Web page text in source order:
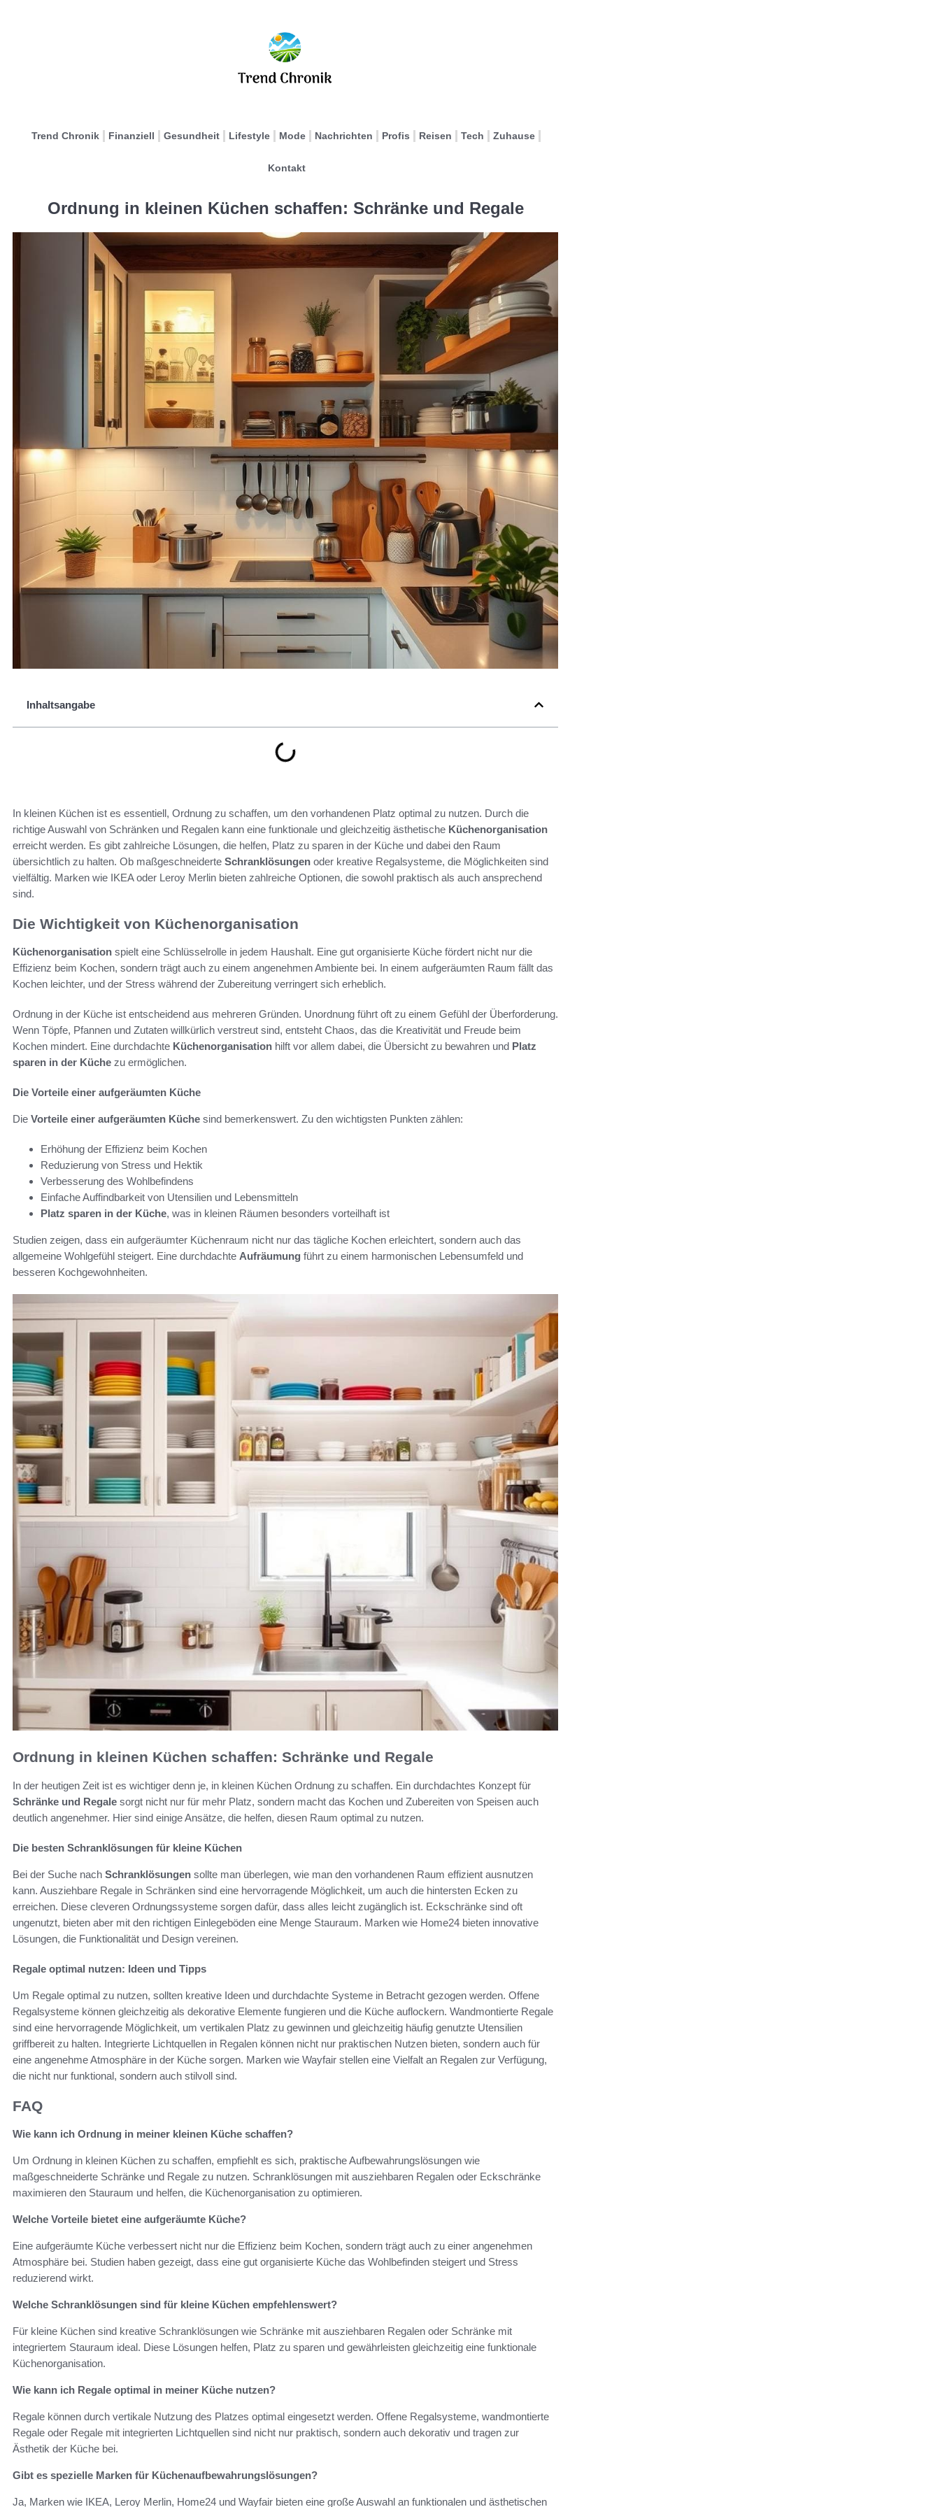
Trend Chronik Finanziell Gesundheit Lifestyle Mode Nachrichten Profis Reisen Tech Zuhause
Kontakt
Ordnung in kleinen Küchen schaffen: Schränke und Regale
Inhaltsangabe
In kleinen Küchen ist es essentiell, Ordnung zu schaffen, um den vorhandenen Platz optimal zu nutzen. Durch die
richtige Auswahl von Schränken und Regalen kann eine funktionale und gleichzeitig ästhetische Küchenorganisation
erreicht werden. Es gibt zahlreiche Lösungen, die helfen, Platz zu sparen in der Küche und dabei den Raum
übersichtlich zu halten. Ob maßgeschneiderte Schranklösungen oder kreative Regalsysteme, die Möglichkeiten sind
vielfältig. Marken wie IKEA oder Leroy Merlin bieten zahlreiche Optionen, die sowohl praktisch als auch ansprechend
sind.
Die Wichtigkeit von Küchenorganisation
Küchenorganisation spielt eine Schlüsselrolle in jedem Haushalt. Eine gut organisierte Küche fördert nicht nur die
Effizienz beim Kochen, sondern trägt auch zu einem angenehmen Ambiente bei. In einem aufgeräumten Raum fällt das
Kochen leichter, und der Stress während der Zubereitung verringert sich erheblich.
Ordnung in der Küche ist entscheidend aus mehreren Gründen. Unordnung führt oft zu einem Gefühl der Überforderung.
Wenn Töpfe, Pfannen und Zutaten willkürlich verstreut sind, entsteht Chaos, das die Kreativität und Freude beim
Kochen mindert. Eine durchdachte Küchenorganisation hilft vor allem dabei, die Übersicht zu bewahren und Platz
sparen in der Küche zu ermöglichen.
Die Vorteile einer aufgeräumten Küche
Die Vorteile einer aufgeräumten Küche sind bemerkenswert. Zu den wichtigsten Punkten zählen:
Erhöhung der Effizienz beim Kochen
Reduzierung von Stress und Hektik
Verbesserung des Wohlbefindens
Einfache Auffindbarkeit von Utensilien und Lebensmitteln
Platz sparen in der Küche, was in kleinen Räumen besonders vorteilhaft ist
Studien zeigen, dass ein aufgeräumter Küchenraum nicht nur das tägliche Kochen erleichtert, sondern auch das
allgemeine Wohlgefühl steigert. Eine durchdachte Aufräumung führt zu einem harmonischen Lebensumfeld und
besseren Kochgewohnheiten.
Ordnung in kleinen Küchen schaffen: Schränke und Regale
In der heutigen Zeit ist es wichtiger denn je, in kleinen Küchen Ordnung zu schaffen. Ein durchdachtes Konzept für
Schränke und Regale sorgt nicht nur für mehr Platz, sondern macht das Kochen und Zubereiten von Speisen auch
deutlich angenehmer. Hier sind einige Ansätze, die helfen, diesen Raum optimal zu nutzen.
Die besten Schranklösungen für kleine Küchen
Bei der Suche nach Schranklösungen sollte man überlegen, wie man den vorhandenen Raum effizient ausnutzen
kann. Ausziehbare Regale in Schränken sind eine hervorragende Möglichkeit, um auch die hintersten Ecken zu
erreichen. Diese cleveren Ordnungssysteme sorgen dafür, dass alles leicht zugänglich ist. Eckschränke sind oft
ungenutzt, bieten aber mit den richtigen Einlegeböden eine Menge Stauraum. Marken wie Home24 bieten innovative
Lösungen, die Funktionalität und Design vereinen.
Regale optimal nutzen: Ideen und Tipps
Um Regale optimal zu nutzen, sollten kreative Ideen und durchdachte Systeme in Betracht gezogen werden. Offene
Regalsysteme können gleichzeitig als dekorative Elemente fungieren und die Küche auflockern. Wandmontierte Regale
sind eine hervorragende Möglichkeit, um vertikalen Platz zu gewinnen und gleichzeitig häufig genutzte Utensilien
griffbereit zu halten. Integrierte Lichtquellen in Regalen können nicht nur praktischen Nutzen bieten, sondern auch für
eine angenehme Atmosphäre in der Küche sorgen. Marken wie Wayfair stellen eine Vielfalt an Regalen zur Verfügung,
die nicht nur funktional, sondern auch stilvoll sind.
FAQ
Wie kann ich Ordnung in meiner kleinen Küche schaffen?
Um Ordnung in kleinen Küchen zu schaffen, empfiehlt es sich, praktische Aufbewahrungslösungen wie
maßgeschneiderte Schränke und Regale zu nutzen. Schranklösungen mit ausziehbaren Regalen oder Eckschränke
maximieren den Stauraum und helfen, die Küchenorganisation zu optimieren.
Welche Vorteile bietet eine aufgeräumte Küche?
Eine aufgeräumte Küche verbessert nicht nur die Effizienz beim Kochen, sondern trägt auch zu einer angenehmen
Atmosphäre bei. Studien haben gezeigt, dass eine gut organisierte Küche das Wohlbefinden steigert und Stress
reduzierend wirkt.
Welche Schranklösungen sind für kleine Küchen empfehlenswert?
Für kleine Küchen sind kreative Schranklösungen wie Schränke mit ausziehbaren Regalen oder Schränke mit
integriertem Stauraum ideal. Diese Lösungen helfen, Platz zu sparen und gewährleisten gleichzeitig eine funktionale
Küchenorganisation.
Wie kann ich Regale optimal in meiner Küche nutzen?
Regale können durch vertikale Nutzung des Platzes optimal eingesetzt werden. Offene Regalsysteme, wandmontierte
Regale oder Regale mit integrierten Lichtquellen sind nicht nur praktisch, sondern auch dekorativ und tragen zur
Ästhetik der Küche bei.
Gibt es spezielle Marken für Küchenaufbewahrungslösungen?
Ja, Marken wie IKEA, Leroy Merlin, Home24 und Wayfair bieten eine große Auswahl an funktionalen und ästhetischen